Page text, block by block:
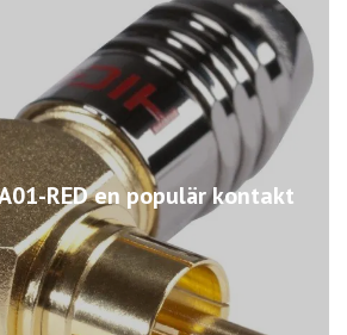
RED en populär kontakt